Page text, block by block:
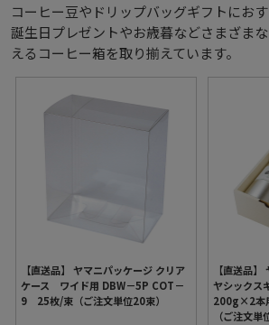
コーヒー豆やドリップバッグギフトにお
誕生日プレゼントやお歳暮などさまざま
えるコーヒー箱を取り揃えています。
【直送品】 ヤマニパッケージ クリア
ケース ワイド用 DBW－5P COT－
9 25枚/束（ご注文単位20束）
【直送品
ヤシックス
200g×2本
（ご注文単